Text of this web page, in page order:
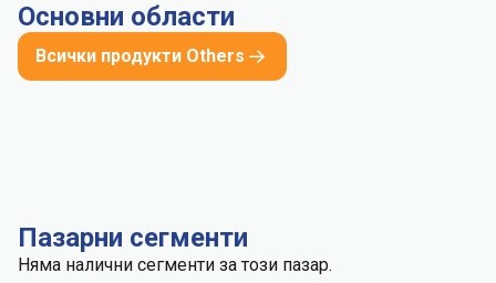
Основни области
Всички продукти Others
Пазарни сегменти
Няма налични сегменти за този пазар.